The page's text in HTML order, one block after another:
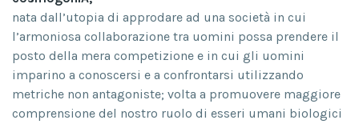
nata dall’utopia di approdare ad una società in cui
l’armoniosa collaborazione tra uomini possa prendere il
posto della mera competizione e in cui gli uomini
imparino a conoscersi e a confrontarsi utilizzando
metriche non antagoniste; volta a promuovere maggiore
comprensione del nostro ruolo di esseri umani biologici